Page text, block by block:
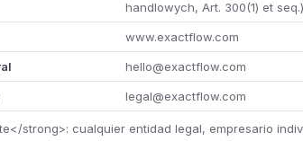
handlowych, Art. 300(1) et seq.)
www.exactflow.com
hello@exactflow.com
legal@exactflow.com
strong>: cualquier entidad legal, empresario